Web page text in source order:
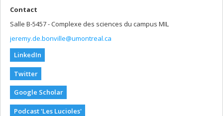
Contact
Salle B-5457 - Complexe des sciences du campus MIL
jeremy.de.bonville@umontreal.ca
LinkedIn
Twitter
Google Scholar
Podcast 'Les Lucioles'